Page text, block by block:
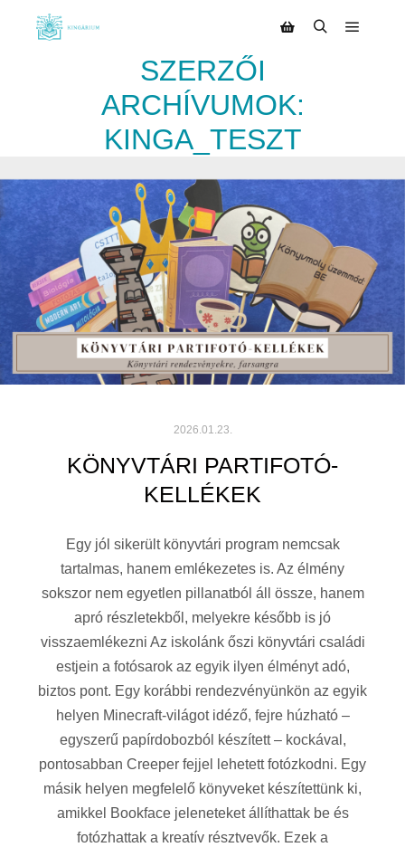
SZERZŐI
ARCHÍVUMOK:
KINGA_TESZT
2026.01.23.
KÖNYVTÁRI PARTIFOTÓ-
KELLÉKEK
Egy jól sikerült könyvtári program nemcsak
tartalmas, hanem emlékezetes is. Az élmény
sokszor nem egyetlen pillanatból áll össze, hanem
apró részletekből, melyekre később is jó
visszaemlékezni Az iskolánk őszi könyvtári családi
estjein a fotósarok az egyik ilyen élményt adó,
biztos pont. Egy korábbi rendezvényünkön az egyik
helyen Minecraft-világot idéző, fejre húzható –
egyszerű papírdobozból készített – kockával,
pontosabban Creeper fejjel lehetett fotózkodni. Egy
másik helyen megfelelő könyveket készítettünk ki,
amikkel Bookface jeleneteket állíthattak be és
fotózhattak a kreatív résztvevők. Ezek a